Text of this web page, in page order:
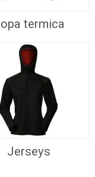
termica
Jerseys